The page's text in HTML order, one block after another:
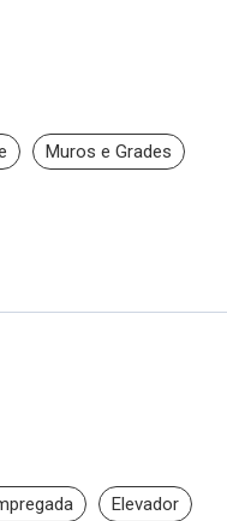
Muros e Grades
Elevador